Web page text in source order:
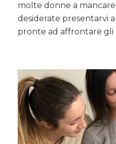
molte donne a
desiderate presentarvi
pronte ad affrontare gli